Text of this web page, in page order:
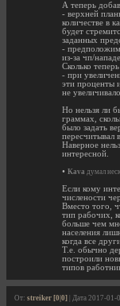
А теперь
- верхней
количестве в
будет
заданных
- предположим
из-за чп/
Сколько
- при
эти проценты
не
Но нельзя ли
граммах,
было задать
пересчитывал
Наверное
интересной.
• Kava думал
Если кому
числености
Вместо того,
тип рабочих,
больше чем
населения
когда все
Т.е. обычно
построили
типов
От: streiker [0|0] | Дата 2017-